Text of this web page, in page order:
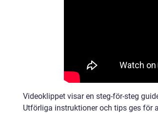
Videoklippet visar en steg-för-steg
Utförliga instruktioner och tips ges för